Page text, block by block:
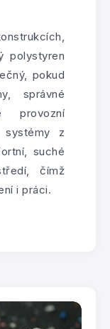
polystyren
pokud
správné
provozní
systémy z
suché
čímž
i práci.